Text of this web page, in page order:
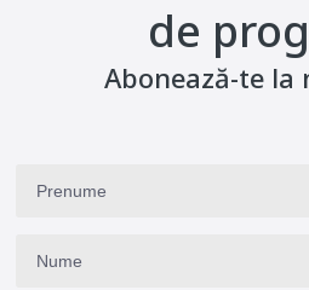
de
Abonează-te la